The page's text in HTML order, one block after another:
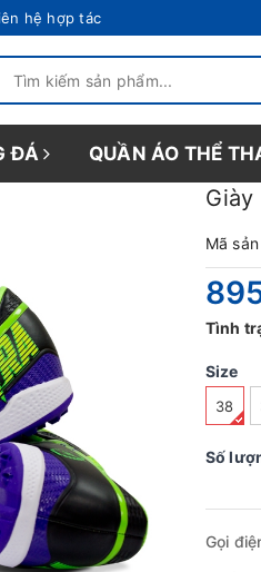
hệ hợp tác
ĐÁ QUẦN ÁO THỂ
Mã
Tình
Size
38
Số
Gọi